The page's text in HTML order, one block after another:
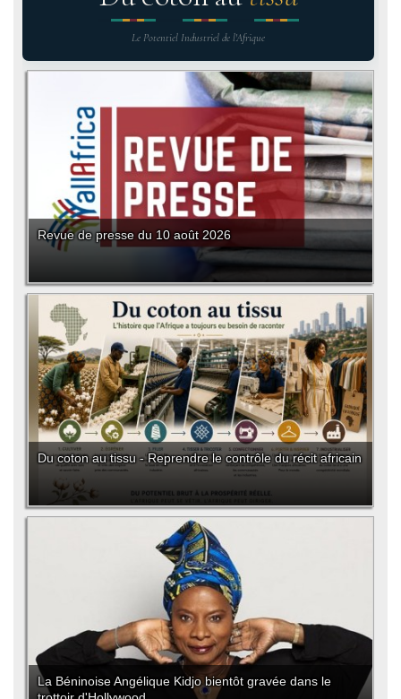
Le Potentiel Industriel de l'Afrique
Revue de presse du 10 août 2026
Du coton au tissu - Reprendre le contrôle du récit africain
La Béninoise Angélique Kidjo bientôt gravée dans le